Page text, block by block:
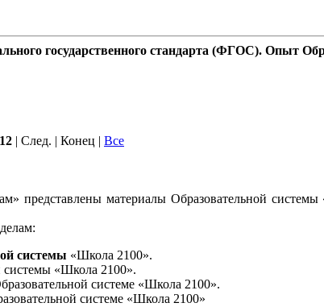
государственного стандарта (ФГОС). Опыт
12 | След. | Конец | Все
представлены материалы Образовательной
системы «Школа 2100».
системы «Школа 2100».
системе «Школа 2100».
системе «Школа 2100»